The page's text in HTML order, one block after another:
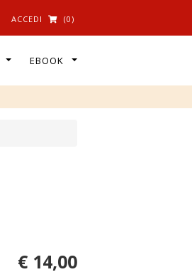
ACCEDI (0)
EBOOK
€ 14,00